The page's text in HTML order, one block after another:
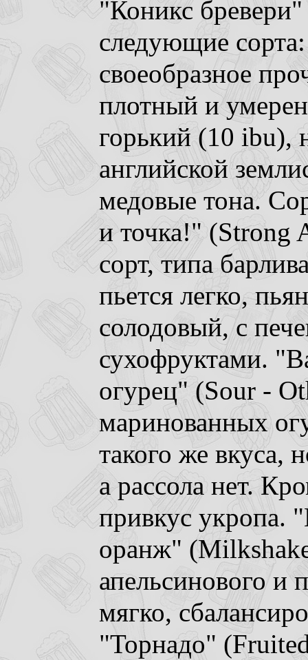
"Коникс
следующие
своеобразное
плотный и
горький (10 ibu),
английской
медовые тона.
и точка!" (Strong
сорт, типа
пьется легко,
солодовый, с
сухофруктами.
огурец" (Sour -
маринованных
такого же вкуса,
а рассола нет.
привкус укропа.
оранж"
апельсинового и
мягко,
"Торнадо"